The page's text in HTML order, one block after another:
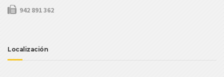
942 891 362
Localización